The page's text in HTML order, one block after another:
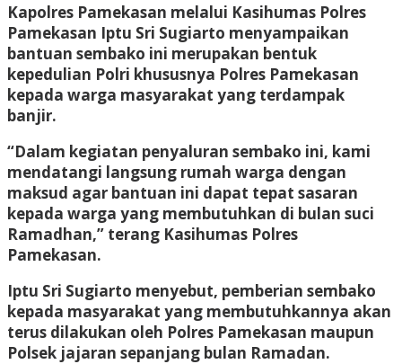
Kapolres Pamekasan melalui Kasihumas Polres
Pamekasan Iptu Sri Sugiarto menyampaikan
bantuan sembako ini merupakan bentuk
kepedulian Polri khususnya Polres Pamekasan
kepada warga masyarakat yang terdampak
banjir.
“Dalam kegiatan penyaluran sembako ini, kami
mendatangi langsung rumah warga dengan
maksud agar bantuan ini dapat tepat sasaran
kepada warga yang membutuhkan di bulan suci
Ramadhan,” terang Kasihumas Polres
Pamekasan.
Iptu Sri Sugiarto menyebut, pemberian sembako
kepada masyarakat yang membutuhkannya akan
terus dilakukan oleh Polres Pamekasan maupun
Polsek jajaran sepanjang bulan Ramadan.